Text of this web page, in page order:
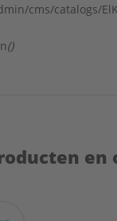
cms/catalogs/
()